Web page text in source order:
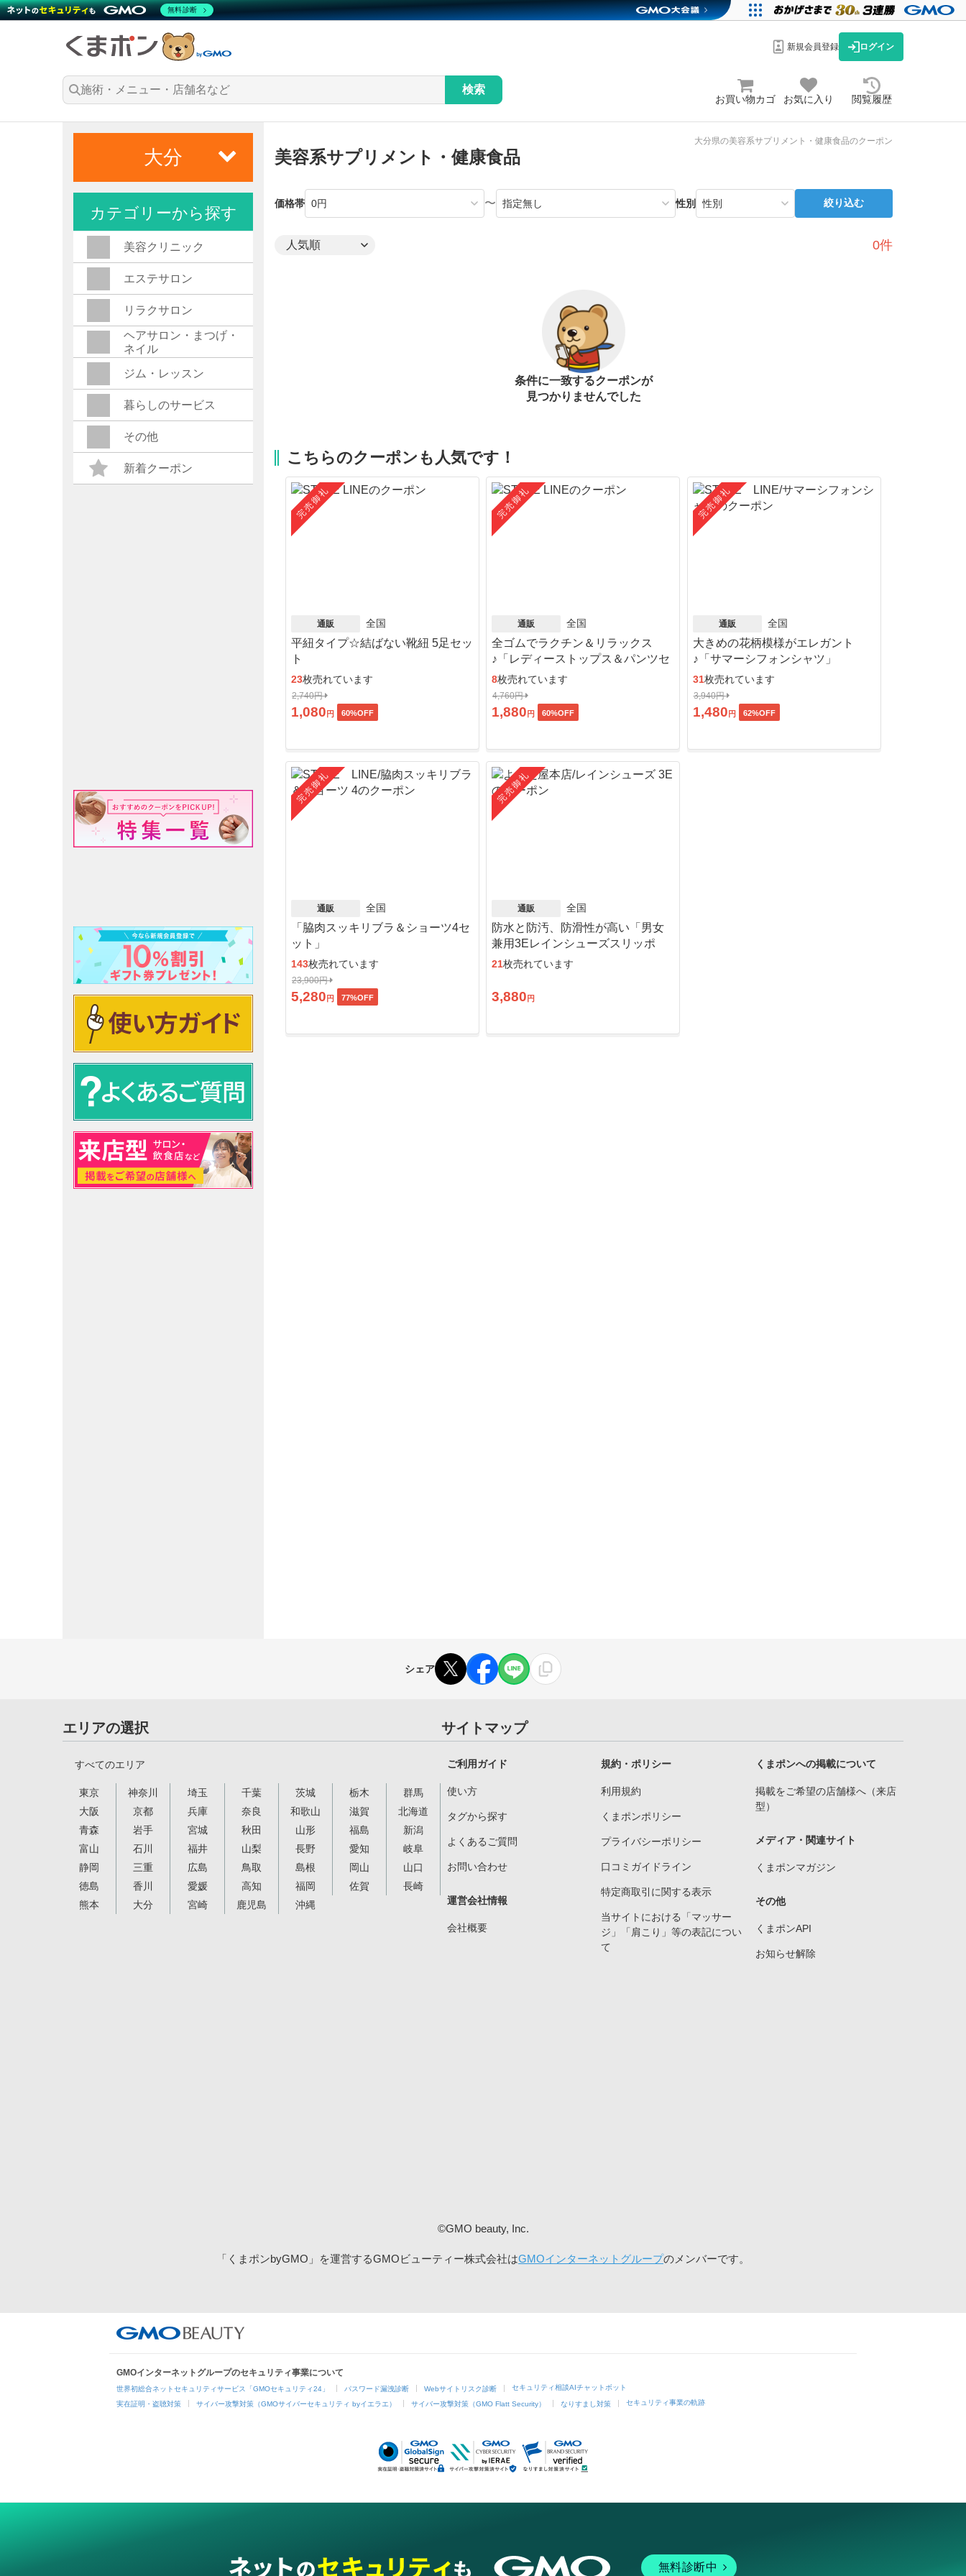
新規会員登録 ログイン
検索
お買い物カゴ お気に入り 閲覧履歴
大分県の美容系サプリメント・健康食品のクーポン
美容系サプリメント・健康食品
価格帯 〜 性別 絞り込む
0件
条件に一致するクーポンが
見つかりませんでした
こちらのクーポンも人気です！
完売御礼
通販 全国
平紐タイプ☆結ばない靴紐 5足セッ
ト
23枚売れています
2,740円
1,080 円 60%OFF
完売御礼
通販 全国
全ゴムでラクチン＆リラックス
♪「レディーストップス＆パンツセ
ット」
8枚売れています
4,760円
1,880 円 60%OFF
完売御礼
通販 全国
大きめの花柄模様がエレガント
♪「サマーシフォンシャツ」
31枚売れています
3,940円
1,480 円 62%OFF
完売御礼
通販 全国
「脇肉スッキリブラ＆ショーツ4セ
ット」
143枚売れています
23,900円
5,280 円 77%OFF
完売御礼
通販 全国
防水と防汚、防滑性が高い「男女
兼用3Eレインシューズスリッポ
ン」
21枚売れています
3,880 円
大分
カテゴリーから探す
美容クリニック
エステサロン
リラクサロン
ヘアサロン・まつげ・
ネイル
ジム・レッスン
暮らしのサービス
その他
新着クーポン
シェア
エリアの選択
すべてのエリア
東京 神奈川 埼玉 千葉 茨城 栃木
群馬
大阪
京都 兵庫 奈良 和歌山 滋賀
北海道
青森
岩手 宮城 秋田 山形 福島
新潟
富山
石川 福井 山梨 長野 愛知
岐阜
静岡
三重 広島 鳥取 島根 岡山
山口
徳島
香川 愛媛 高知 福岡 佐賀
長崎
熊本
大分 宮崎 鹿児島 沖縄
サイトマップ
ご利用ガイド
使い方
タグから探す
よくあるご質問
お問い合わせ
運営会社情報
会社概要
規約・ポリシー
利用規約
くまポンポリシー
プライバシーポリシー
口コミガイドライン
特定商取引に関する表示
当サイトにおける「マッサー
ジ」「肩こり」等の表記につい
て
くまポンへの掲載について
掲載をご希望の店舗様へ（来店
型）
メディア・関連サイト
くまポンマガジン
その他
くまポンAPI
お知らせ解除
©GMO beauty, Inc.
「くまポンbyGMO」を運営するGMOビューティー株式会社はGMOインターネットグループのメンバーです。
GMOインターネットグループのセキュリティ事業について
世界初総合ネットセキュリティサービス「GMOセキュリティ24」 パスワード漏洩診断 Webサイトリスク診断 セキュリティ相談AIチャットボット
実在証明・盗聴対策 サイバー攻撃対策（GMOサイバーセキュリティ byイエラエ） サイバー攻撃対策（GMO Flatt Security） なりすまし対策 セキュリティ事業の軌跡
無料診断中
無料診断